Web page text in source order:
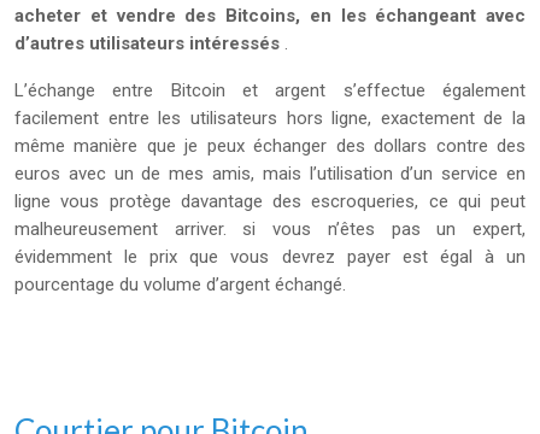
acheter et vendre des Bitcoins, en les échangeant avec
d’autres utilisateurs intéressés
L’échange entre Bitcoin et argent s’effectue également
facilement entre les utilisateurs hors ligne, exactement de la
même manière que je peux échanger des dollars contre des
euros avec un de mes amis, mais l’utilisation d’un service en
ligne vous protège davantage des escroqueries, ce qui peut
malheureusement arriver. si vous n’êtes pas un expert,
évidemment le prix que vous devrez payer est égal à un
pourcentage du volume d’argent échangé.